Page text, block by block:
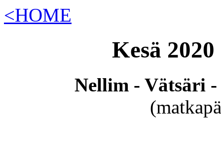
<HOME
Kesä
Nellim - Vätsäri